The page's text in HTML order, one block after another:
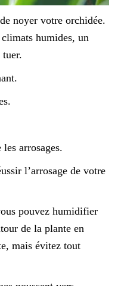
noyer votre orchidée.
humides, un
tuer.
arrosages.
l’arrosage de votre
pouvez humidifier
de la plante en
mais évitez tout